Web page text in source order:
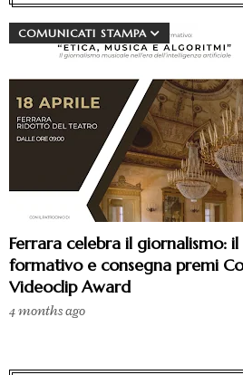
COMUNICATI STAMPA
Ferrara celebra il giornalismo:
formativo e consegna premi
Videoclip Award
4 months ago